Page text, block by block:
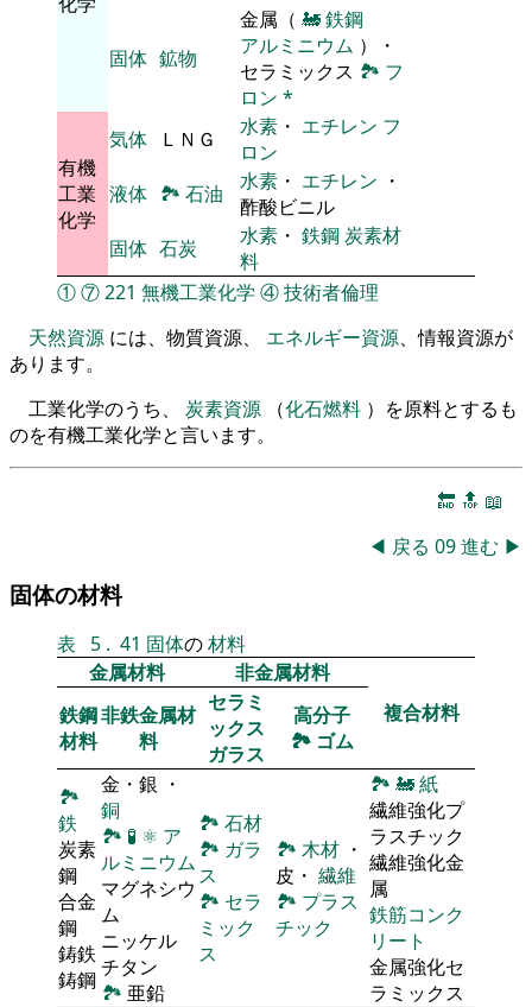
固体 鉱物
金属（ 🚂鉄鋼
アルミニウム ）・
セラミックス 🏞 フ
ロン *
有機
工業
化学
気体 ＬＮＧ 水素 ・ エチレン フ
ロン
液体 🏞 石油 水素 ・ エチレン ・
酢酸ビニル
固体 石炭 水素 ・ 鉄鋼炭素材
料
①⑦221 無機工業化学 ④技術者倫理
天然資源 には、物質資源、 エネルギー資源、情報資源が
あります。
工業化学のうち、 炭素資源 （化石燃料 ）を原料とするも
のを有機工業化学と言います。
🔚 🔝 📖
◀ 戻る 09進む ▶
固体の材料
表 5 . 41 固体の材料
金属材料
非金属材料
複合材料
鉄鋼
材料
非鉄金属材
料
セラミ
ックス
ガラス
高分子
🏞 ゴム
🏞
鉄
炭素
鋼
合金
鋼
鋳鉄
鋳鋼
金・銀 ・
銅
🏞 🧪 ⚛ ア
ルミニウム
マグネシウ
ム
ニッケル
チタン
🏞 亜鉛
🏞 石材
🏞 ガラ
ス
🏞 セラ
ミック
ス
🏞 木材 ・
皮・ 繊維
🏞 プラス
チック
🏞 🚂紙
繊維強化プ
ラスチック
繊維強化金
属
鉄筋コンク
リート
金属強化セ
ラミックス